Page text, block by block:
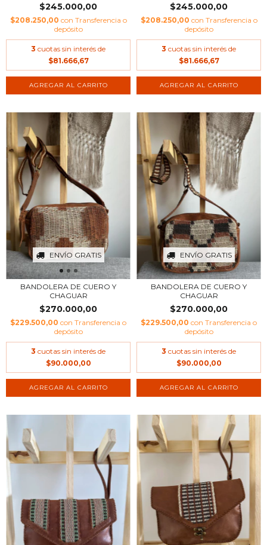
$245.000,00
$208.250,00 con Transferencia o
depósito
3 cuotas sin interés de
$81.666,67
$245.000,00
$208.250,00 con Transferencia o
depósito
3 cuotas sin interés de
$81.666,67
ENVÍO GRATIS
BANDOLERA DE CUERO Y
CHAGUAR
$270.000,00
$229.500,00 con Transferencia o
depósito
3 cuotas sin interés de
$90.000,00
ENVÍO GRATIS
BANDOLERA DE CUERO Y
CHAGUAR
$270.000,00
$229.500,00 con Transferencia o
depósito
3 cuotas sin interés de
$90.000,00